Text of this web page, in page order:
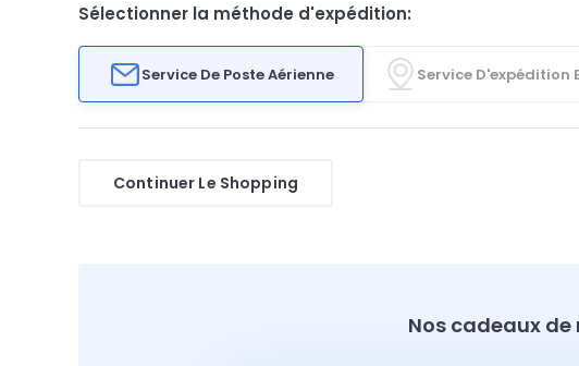
Sélectionner la méthode d'expédition:
Service De Poste Aérienne Service D'expédition
Continuer Le Shopping
Nos cadeaux